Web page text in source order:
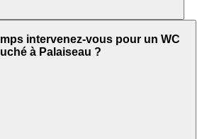
intervenez-vous pour un WC
à Palaiseau ?